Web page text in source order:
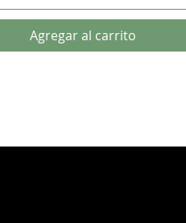
Agregar al carrito